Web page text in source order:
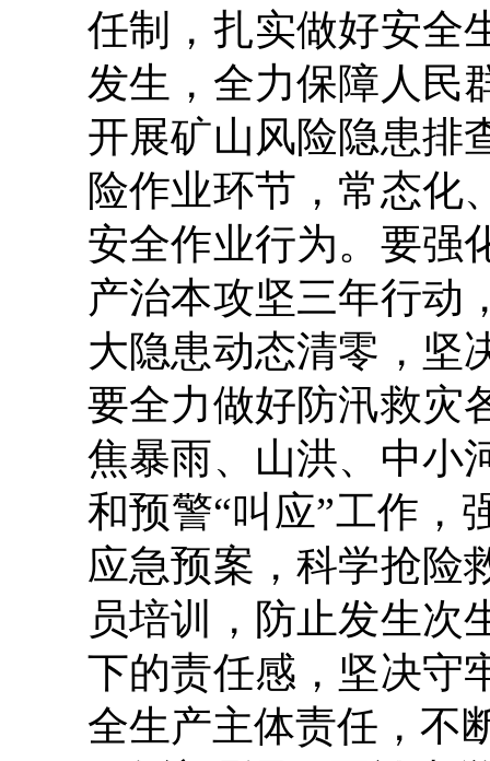
任制，扎实做好安全
发生，全力保障人民
开展矿山风险隐患排
险作业环节，常态化
安全作业行为。要强
产治本攻坚三年行动
大隐患动态清零，坚
要全力做好防汛救灾
焦暴雨、山洪、中小
和预警“叫应”工作，
应急预案，科学抢险
员培训，防止发生次
下的责任感，坚决守
全生产主体责任，不